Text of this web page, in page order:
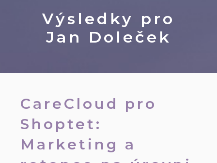
Výsledky pro
Jan Doleček
CareCloud pro
Shoptet:
Marketing a